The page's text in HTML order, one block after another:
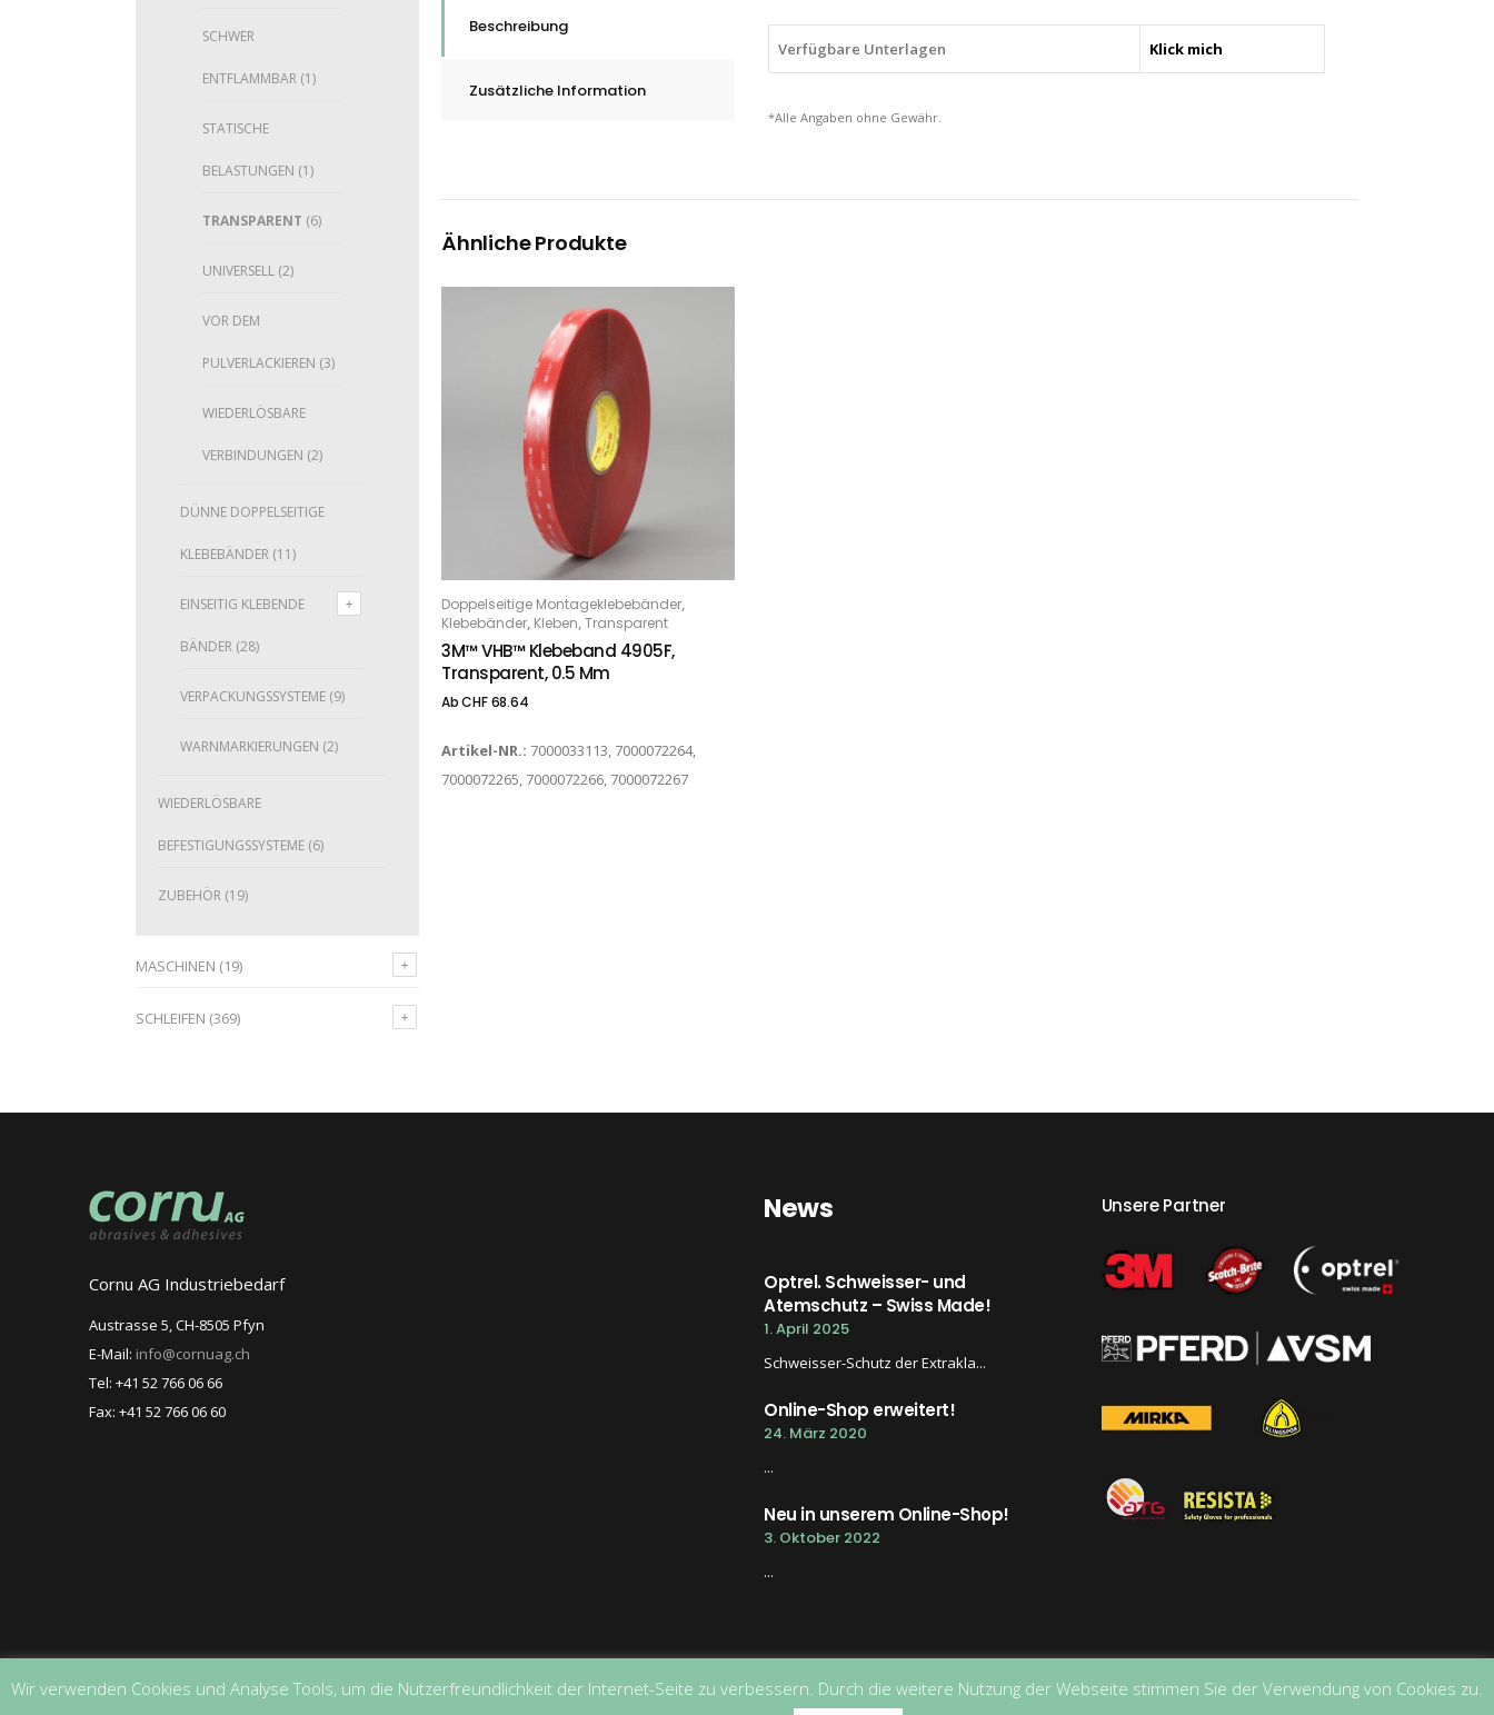
SCHWER
ENTFLAMMBAR (1)
STATISCHE
BELASTUNGEN (1)
TRANSPARENT (6)
UNIVERSELL (2)
VOR DEM
PULVERLACKIEREN (3)
WIEDERLÖSBARE
VERBINDUNGEN (2)
DÜNNE DOPPELSEITIGE
KLEBEBÄNDER (11)
EINSEITIG KLEBENDE
BÄNDER (28)
VERPACKUNGSSYSTEME (9)
WARNMARKIERUNGEN (2)
WIEDERLÖSBARE
BEFESTIGUNGSSYSTEME (6)
ZUBEHÖR (19)
MASCHINEN (19)
SCHLEIFEN (369)
mm
quantity
Beschreibung
Zusätzliche Information
Verfügbare Unterlagen Klick mich
*Alle Angaben ohne Gewähr.
Ähnliche Produkte
OPTIONS
Dieses Produkt weist mehrere Varianten auf. Die Optionen können auf der Produktseite gewählt werden
Doppelseitige Montageklebebänder,
Klebebänder, Kleben,Transparent
3M™ VHB™ Klebeband 4905F,
Transparent, 0.5 Mm
AbCHF68.64
Artikel-NR.: 7000033113, 7000072264,
7000072265, 7000072266, 7000072267
Cornu AG Industriebedarf
Austrasse 5, CH-8505 Pfyn
E-Mail: info@cornuag.ch
Tel: +41 52 766 06 66
Fax: +41 52 766 06 60
News
Optrel. Schweisser- und
Atemschutz – Swiss Made!
1. April 2025
Schweisser-Schutz der Extrakla...
Online-Shop erweitert!
24. März 2020
...
Neu in unserem Online-Shop!
3. Oktober 2022
...
Unsere Partner
Wir verwenden Cookies und Analyse Tools, um die Nutzerfreundlichkeit der Internet-Seite zu verbessern. Durch die weitere Nutzung der Webseite stimmen Sie der Verwendung von Cookies zu.